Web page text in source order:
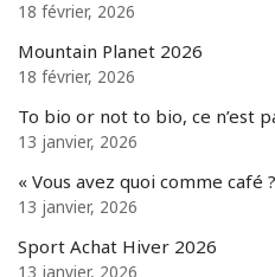
18 février, 2026
Mountain Planet 2026
18 février, 2026
To bio or not to bio, ce n’est
13 janvier, 2026
« Vous avez quoi comme café
13 janvier, 2026
Sport Achat Hiver 2026